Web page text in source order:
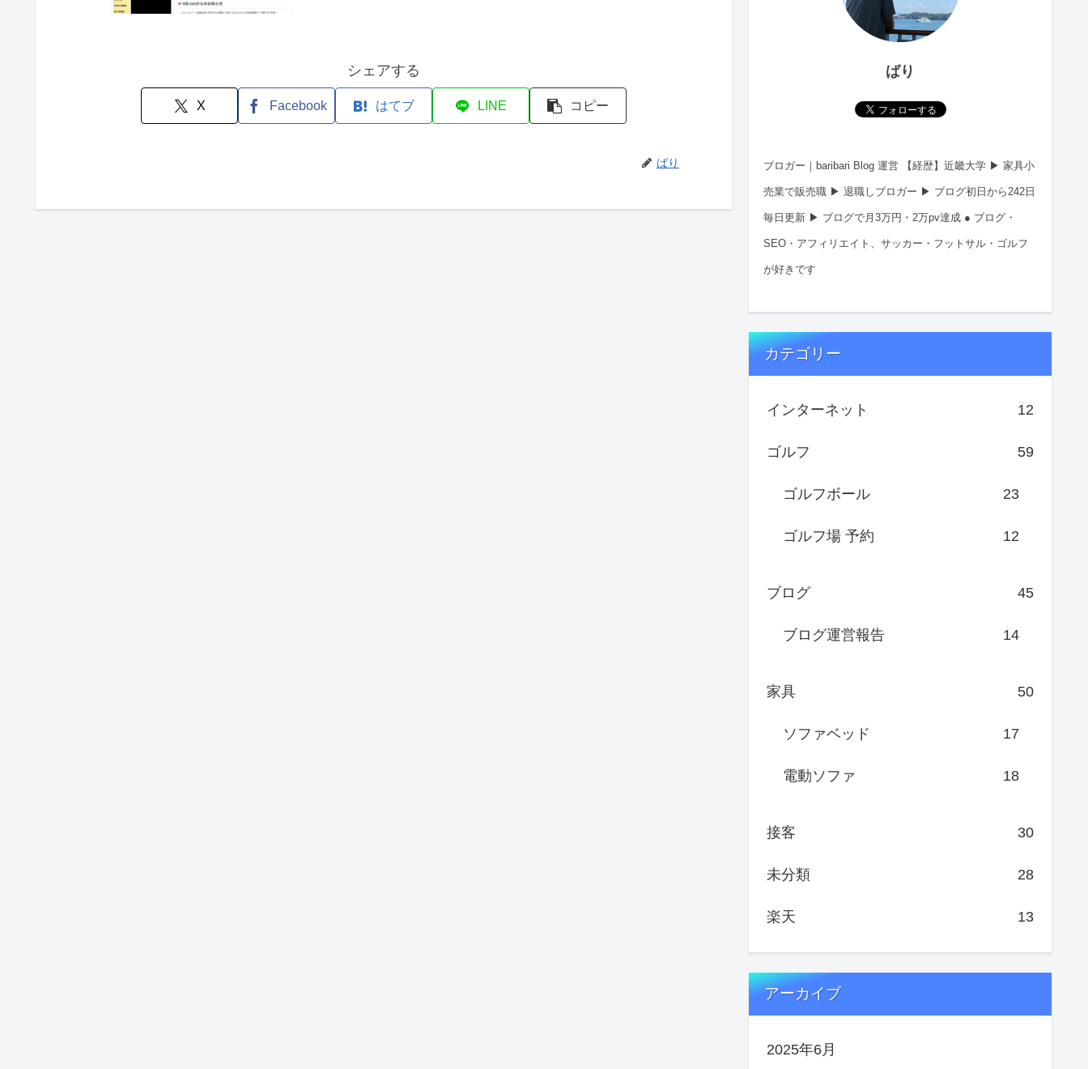
シェアする
X Facebook はてブ LINE コピー
ばり
ばり
ブロガー｜baribari Blog 運営 【経歴】近畿大学 ▶︎ 家具小
売業で販売職 ▶︎ 退職しブロガー ▶︎ ブログ初日から242日
毎日更新 ▶︎ ブログで月3万円・2万pv達成 ● ブログ・
SEO・アフィリエイト、サッカー・フットサル・ゴルフ
が好きです
カテゴリー
インターネット 12
ゴルフ 59
ゴルフボール 23
ゴルフ場 予約 12
ブログ 45
ブログ運営報告 14
家具 50
ソファベッド 17
電動ソファ 18
接客 30
未分類 28
楽天 13
アーカイブ
2025年6月